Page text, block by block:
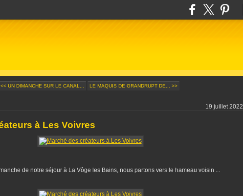
<< UN DIMANCHE SUR LE CANAL... LE MAQUIS DE GRANDRUPT DE... >>
19 juillet 2022
à Les Voivres
de notre séjour à La Vôge les Bains, nous partons vers le hameau voisin ...